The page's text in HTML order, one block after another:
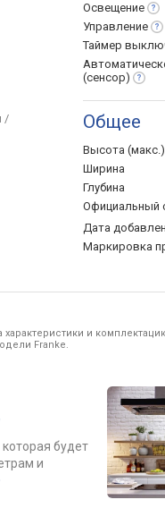
/
Освещение
Управление
Таймер
(сенсор)
Общее
Высота (макс.)
Ширина
Глубина
Официальный
Дата
Маркировка
и
Franke.
будет
и